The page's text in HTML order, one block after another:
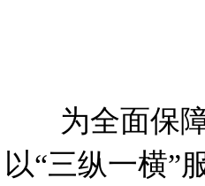
为全面保障
以“三纵一横”